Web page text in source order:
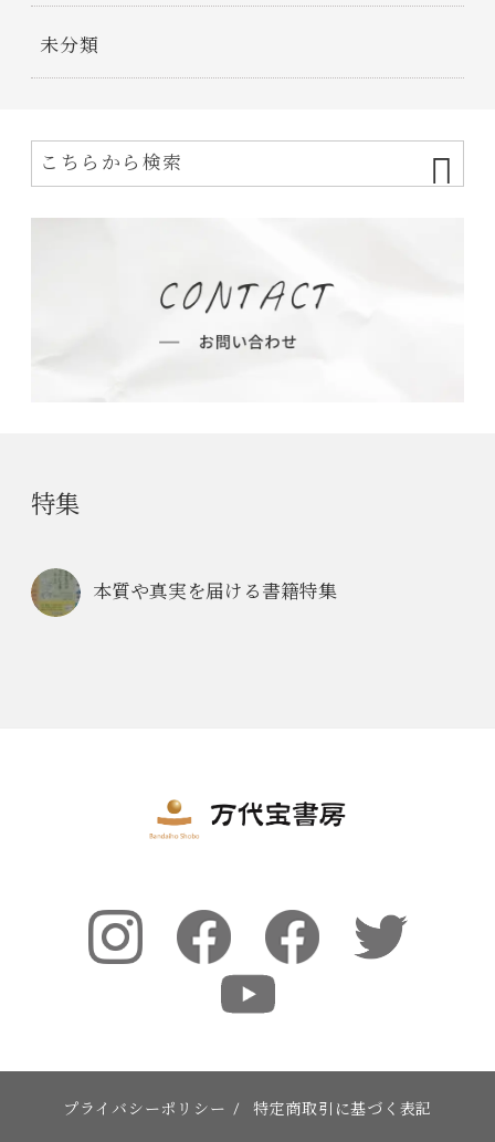
未分類
特集
本質や真実を届ける書籍特集
プライバシーポリシー / 特定商取引に基づく表記